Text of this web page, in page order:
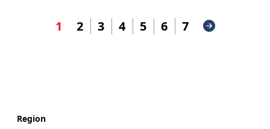
1 2 3 4 5 6 7
Region